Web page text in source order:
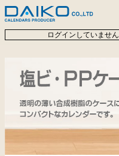
ログインしていません